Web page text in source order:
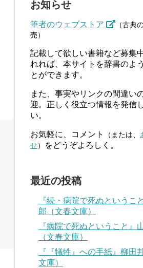
お知らせ
筆者のウェブストア
（古典
売）
記載して欲しい書籍など募集
れれば、本サイトを辞書のよ
とができます。
また、事実やリンクの間違い
迎。正しく役立つ情報を発信
い。
お気軽に、コメント （または、
せ） をどうぞよろしく。
最近の投稿
『続・病院で死ぬというこ
郎（文春文庫）
『病院で死ぬということ』
（文春文庫）
『『犠牲』への手紙』柳田
文庫）